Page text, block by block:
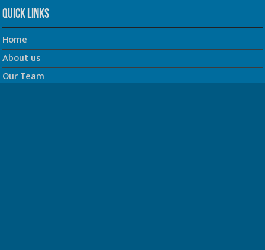
Quick Links
Home
About us
Our Team